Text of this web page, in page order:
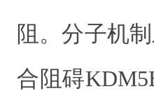
阻。分子机
合阻碍